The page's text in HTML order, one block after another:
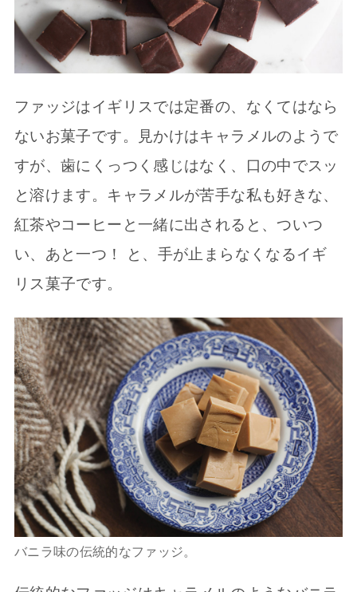
ファッジはイギリスでは定番の、なくてはなら
ないお菓子です。見かけはキャラメルのようで
すが、歯にくっつく感じはなく、口の中でスッ
と溶けます。キャラメルが苦手な私も好きな、
紅茶やコーヒーと一緒に出されると、ついつ
い、あと一つ！ と、手が止まらなくなるイギ
リス菓子です。
バニラ味の伝統的なファッジ。